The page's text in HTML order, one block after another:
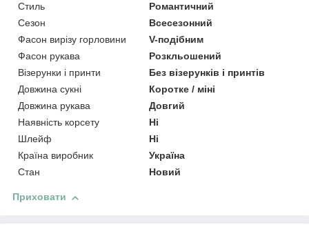
Стиль
Романтичний
Сезон
Всесезонний
Фасон вирізу горловини
V-подібним
Фасон рукава
Розкльошений
Візерунки і принти
Без візерунків і принтів
Довжина сукні
Коротке / міні
Довжина рукава
Довгий
Наявність корсету
Ні
Шлейф
Ні
Країна виробник
Україна
Стан
Новий
Приховати